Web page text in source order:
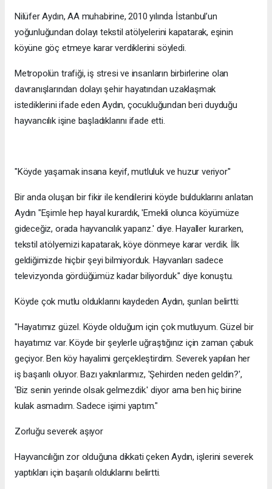
Nilüfer Aydın, AA muhabirine, 2010 yılında İstanbul’un
yoğunluğundan dolayı tekstil atölyelerini kapatarak, eşinin
köyüne göç etmeye karar verdiklerini söyledi.
Metropolün trafiği, iş stresi ve insanların birbirlerine olan
davranışlarından dolayı şehir hayatından uzaklaşmak
istediklerini ifade eden Aydın, çocukluğundan beri duyduğu
hayvancılık işine başladıklarını ifade etti.
"Köyde yaşamak insana keyif, mutluluk ve huzur veriyor"
Bir anda oluşan bir fikir ile kendilerini köyde bulduklarını anlatan
Aydın "Eşimle hep hayal kurardık, 'Emekli olunca köyümüze
gideceğiz, orada hayvancılık yaparız.' diye. Hayaller kurarken,
tekstil atölyemizi kapatarak, köye dönmeye karar verdik. İlk
geldiğimizde hiçbir şeyi bilmiyorduk. Hayvanları sadece
televizyonda gördüğümüz kadar biliyorduk." diye konuştu.
Köyde çok mutlu olduklarını kaydeden Aydın, şunları belirtti:
"Hayatımız güzel. Köyde olduğum için çok mutluyum. Güzel bir
hayatımız var. Köyde bir şeylerle uğraştığınız için zaman çabuk
geçiyor. Ben köy hayalimi gerçekleştirdim. Severek yapılan her
iş başarılı oluyor. Bazı yakınlarımız, 'Şehirden neden geldin?',
'Biz senin yerinde olsak gelmezdik.' diyor ama ben hiç birine
kulak asmadım. Sadece işimi yaptım."
Zorluğu severek aşıyor
Hayvancılığın zor olduğuna dikkati çeken Aydın, işlerini severek
yaptıkları için başarılı olduklarını belirtti.